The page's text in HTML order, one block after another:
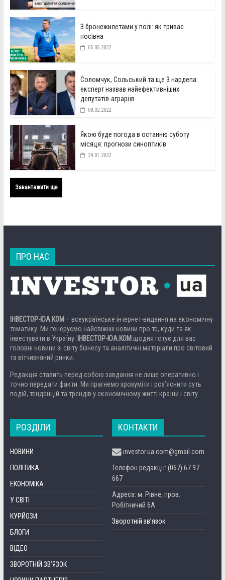
З бронежилетами у полі: як триває
посівна
05.05.2022
Соломчук, Сольський та ще 3 нардепа:
експерт назвав найефективніших
депутатів-аграріїв
08.02.2022
Якою буде погода в останню суботу
місяця: прогнози синоптиків
29.01.2022
Завантажити ще
ПРО НАС
ІНВЕСТОР-ЮА.КОМ – всеукраїнське інтернет-видання на економічну
тематику. Ми генеруємо найсвіжіші новини про те, куди та як
інвестувати в Україну.
ІНВЕСТОР-ЮА.КОМ щодня готує для вас
головні новини зі світу бізнесу та аналітичні матеріали про світовий
та вітчизняний ринки.
Редакція ставить перед собою завдання не лише оперативно і
точно передати факти. Ми прагнемо зрозуміти і роз’яснити суть
подій, тенденцій та трендів у економічному житті країни і світу.
РОЗДІЛИ
НОВИНИ
ПОЛІТИКА
ЕКОНОМІКА
У СВІТІ
КУРЙОЗИ
БЛОГИ
ВІДЕО
ЗВОРОТНІЙ ЗВ’ЯЗОК
КОНТАКТИ
investor.ua.com@gmail.com
Телефон редакції: (067) 67 97
667
Адреса: м. Рівне, пров.
Робітничий 6А
Зворотній зв’язок